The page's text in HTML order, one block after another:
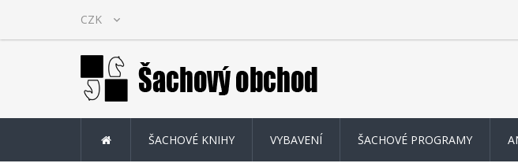
ŠACHOVÉ KNIHY VYBAVENÍ ŠACHOVÉ PROGRAMY